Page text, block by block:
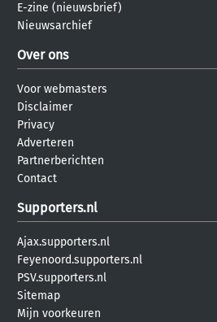
E-zine (nieuwsbrief)
Nieuwsarchief
Over ons
Voor webmasters
Disclaimer
Privacy
Adverteren
Partnerberichten
Contact
Supporters.nl
Ajax.supporters.nl
Feyenoord.supporters.nl
PSV.supporters.nl
Sitemap
Mijn voorkeuren